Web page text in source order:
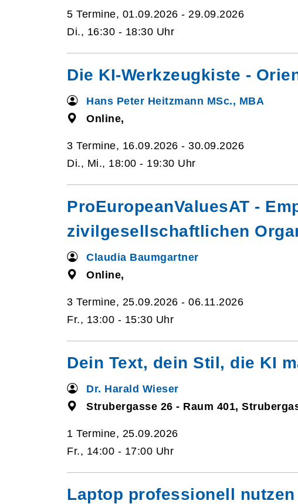
5 Termine, 01.09.2026 - 29.09.2026
Di., 16:30 - 18:30 Uhr
Die KI-Werkzeugkiste -
Hans Peter Heitzmann MSc., MBA
Online,
3 Termine, 16.09.2026 - 30.09.2026
Di., Mi., 18:00 - 19:30 Uhr
ProEuropeanValuesAT -
zivilgesellschaftlichen
Claudia Baumgartner
Online,
3 Termine, 25.09.2026 - 06.11.2026
Fr., 13:00 - 15:30 Uhr
Dein Text, dein Stil, die KI
Dr. Harald Wieser
Strubergasse 26 - Raum 401,
1 Termine, 25.09.2026
Fr., 14:00 - 17:00 Uhr
Laptop professionell